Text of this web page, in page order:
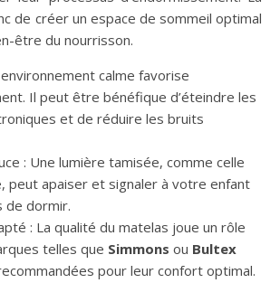
de créer un espace de sommeil optimal
être du nourrisson.
environnement calme favorise
Il peut être bénéfique d’éteindre les
et de réduire les bruits
: Une lumière tamisée, comme celle
peut apaiser et signaler à votre enfant
de dormir.
: La qualité du matelas joue un rôle
telles que Simmons ou Bultex
pour leur confort optimal.